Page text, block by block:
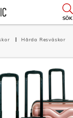
SÖK
Hårda Resväskor